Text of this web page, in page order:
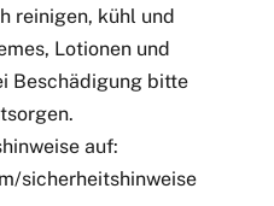
reinigen, kühl und
Lotionen und
Beschädigung bitte
auf:
sicherheitshinweise